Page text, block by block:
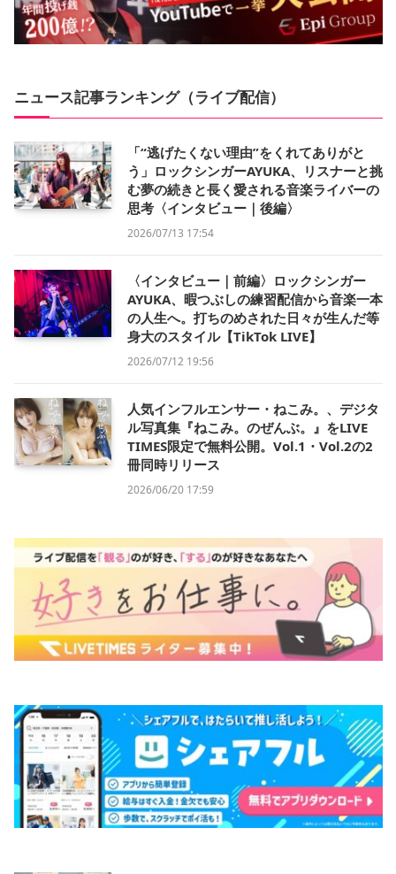
ニュース記事ランキング（ライブ配信）
「“逃げたくない理由”をくれてありがと
う」ロックシンガーAYUKA、リスナーと挑
む夢の続きと長く愛される音楽ライバーの
思考〈インタビュー｜後編〉
2026/07/13 17:54
〈インタビュー｜前編〉ロックシンガー
AYUKA、暇つぶしの練習配信から音楽一本
の人生へ。打ちのめされた日々が生んだ等
身大のスタイル【TikTok LIVE】
2026/07/12 19:56
人気インフルエンサー・ねこみ。、デジタ
ル写真集『ねこみ。のぜんぶ。』をLIVE
TIMES限定で無料公開。Vol.1・Vol.2の2
冊同時リリース
2026/06/20 17:59